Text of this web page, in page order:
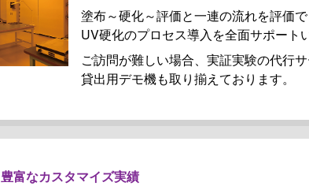
塗布～硬化～評価と一連の流れを評価で
UV硬化のプロセス導入を全面サポート
ご訪問が難しい場合、実証実験の代行
貸出用デモ機も取り揃えております。
豊富なカスタマイズ実績